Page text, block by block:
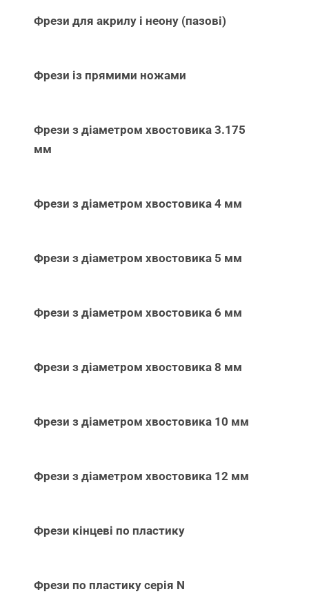
Фрези для акрилу і неону (пазові)
Фрези із прямими ножами
Фрези з діаметром хвостовика 3.175
мм
Фрези з діаметром хвостовика 4 мм
Фрези з діаметром хвостовика 5 мм
Фрези з діаметром хвостовика 6 мм
Фрези з діаметром хвостовика 8 мм
Фрези з діаметром хвостовика 10 мм
Фрези з діаметром хвостовика 12 мм
Фрези кінцеві по пластику
Фрези по пластику серія N